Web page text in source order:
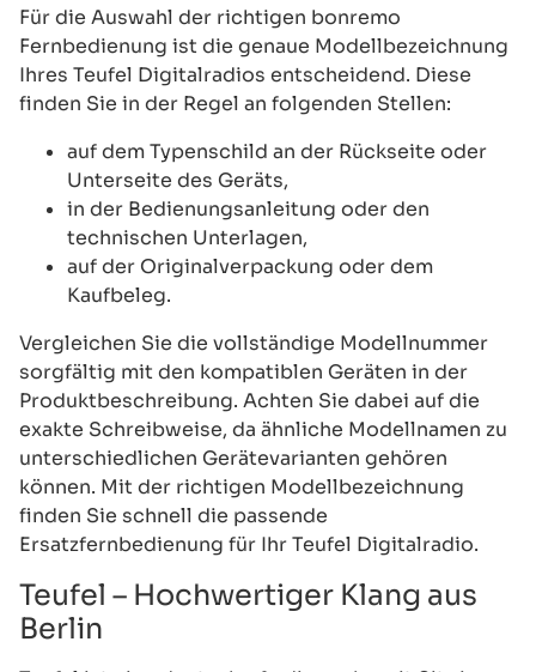
Für die Auswahl der richtigen bonremo
Fernbedienung ist die genaue Modellbezeichnung
Ihres Teufel Digitalradios entscheidend. Diese
finden Sie in der Regel an folgenden Stellen:
auf dem Typenschild an der Rückseite oder
Unterseite des Geräts,
in der Bedienungsanleitung oder den
technischen Unterlagen,
auf der Originalverpackung oder dem
Kaufbeleg.
Vergleichen Sie die vollständige Modellnummer
sorgfältig mit den kompatiblen Geräten in der
Produktbeschreibung. Achten Sie dabei auf die
exakte Schreibweise, da ähnliche Modellnamen zu
unterschiedlichen Gerätevarianten gehören
können. Mit der richtigen Modellbezeichnung
finden Sie schnell die passende
Ersatzfernbedienung für Ihr Teufel Digitalradio.
Teufel – Hochwertiger Klang aus
Berlin